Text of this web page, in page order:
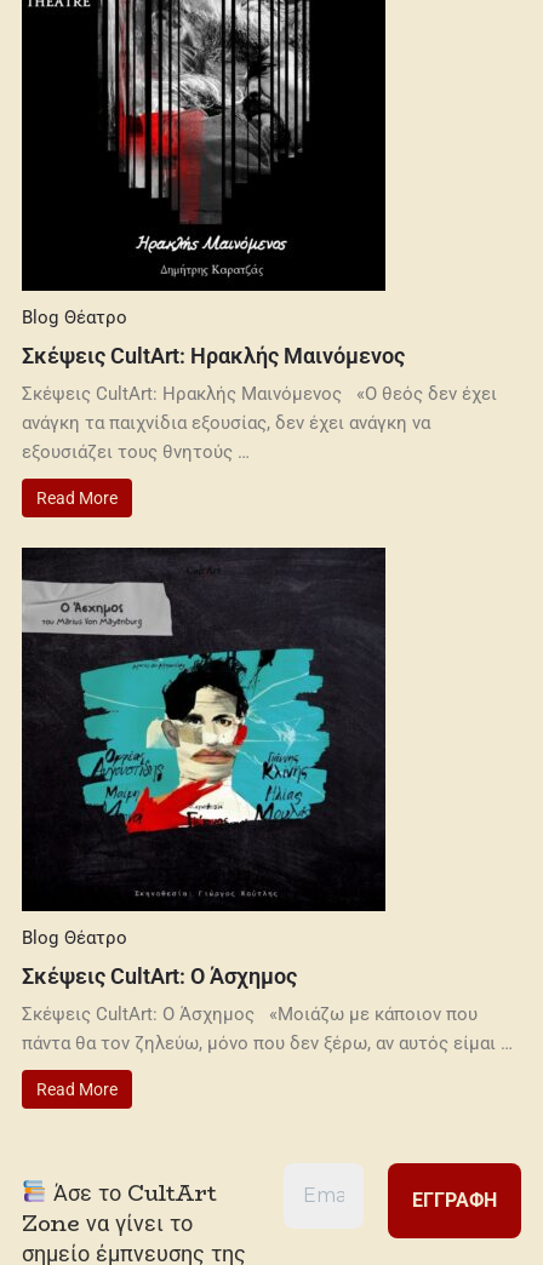
Blog Θέατρο
Σκέψεις CultArt: Ηρακλής Μαινόμενος
Σκέψεις CultArt: Ηρακλής Μαινόμενος «Ο θεός δεν έχει
ανάγκη τα παιχνίδια εξουσίας, δεν έχει ανάγκη να
εξουσιάζει τους θνητούς …
Read More
Blog Θέατρο
Σκέψεις CultArt: Ο Άσχημος
Σκέψεις CultArt: Ο Άσχημος «Μοιάζω με κάποιον που
πάντα θα τον ζηλεύω, μόνο που δεν ξέρω, αν αυτός είμαι …
Read More
Άσε το CultArt
Zone να γίνει το
σημείο έμπνευσης της